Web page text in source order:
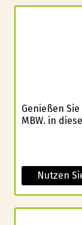
Genießen
MBW. in
Nutzen